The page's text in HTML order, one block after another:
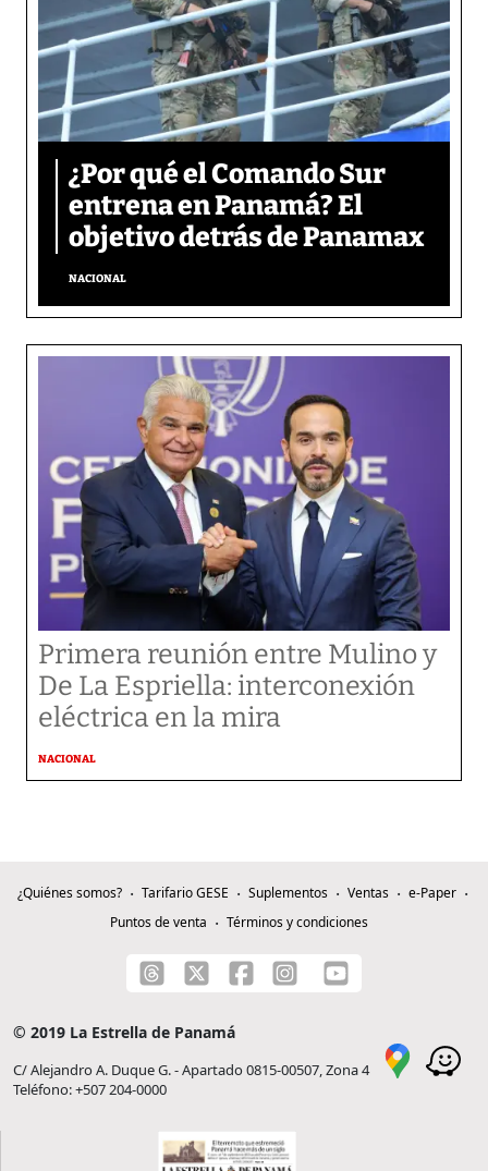
¿Por qué el Comando Sur
entrena en Panamá? El
objetivo detrás de Panamax
NACIONAL
Primera reunión entre Mulino y
De La Espriella: interconexión
eléctrica en la mira
NACIONAL
¿Quiénes somos? Tarifario GESE Suplementos Ventas
e-Paper
Puntos de venta
Términos y condiciones
© 2019 La Estrella de Panamá
C/ Alejandro A. Duque G. - Apartado 0815-00507, Zona 4
Teléfono: +507 204-0000